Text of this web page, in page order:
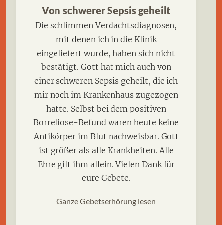
Von schwerer Sepsis geheilt
Die schlimmen Verdachtsdiagnosen,
mit denen ich in die Klinik
eingeliefert wurde, haben sich nicht
bestätigt. Gott hat mich auch von
einer schweren Sepsis geheilt, die ich
mir noch im Krankenhaus zugezogen
hatte. Selbst bei dem positiven
Borreliose-Befund waren heute keine
Antikörper im Blut nachweisbar. Gott
ist größer als alle Krankheiten. Alle
Ehre gilt ihm allein. Vielen Dank für
eure Gebete.
Ganze Gebetserhörung lesen